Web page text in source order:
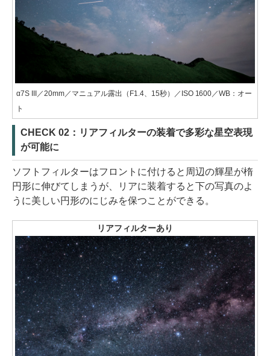
α7S III／20mm／マニュアル露出（F1.4、15秒）／ISO 1600／WB：オー
ト
CHECK 02：リアフィルターの装着で多彩な星空表現
が可能に
ソフトフィルターはフロントに付けると周辺の輝星が楕
円形に伸びてしまうが、リアに装着すると下の写真のよ
うに美しい円形のにじみを保つことができる。
リアフィルターあり